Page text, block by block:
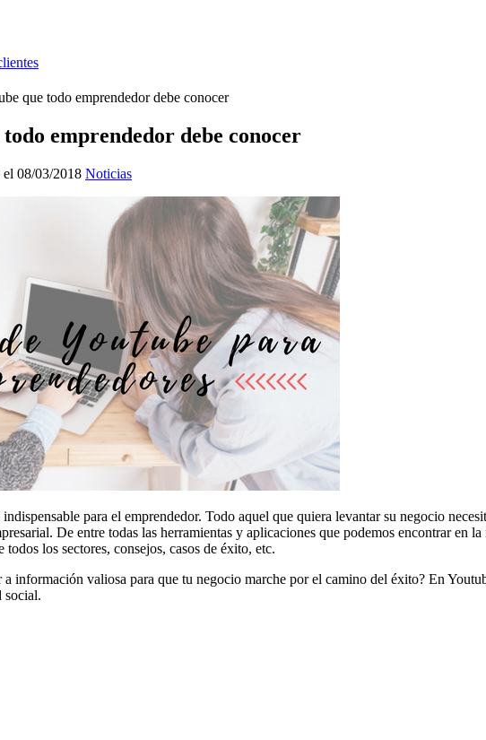
que todo emprendedor debe conocer
emprendedor debe conocer
08/03/2018 Noticias
para el emprendedor. Todo aquel que quiera levantar su negocio
De entre todas las herramientas y aplicaciones que podemos encontrar en
los sectores, consejos, casos de éxito, etc.
a información valiosa para que tu negocio marche por el camino del éxito? En
social.